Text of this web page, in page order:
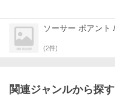
(2件)
関連ジャンルから探す